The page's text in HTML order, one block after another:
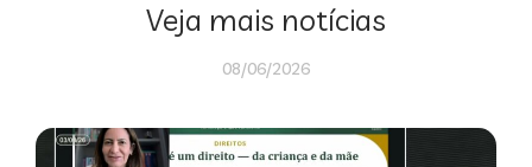
Veja mais notícias
08/06/2026